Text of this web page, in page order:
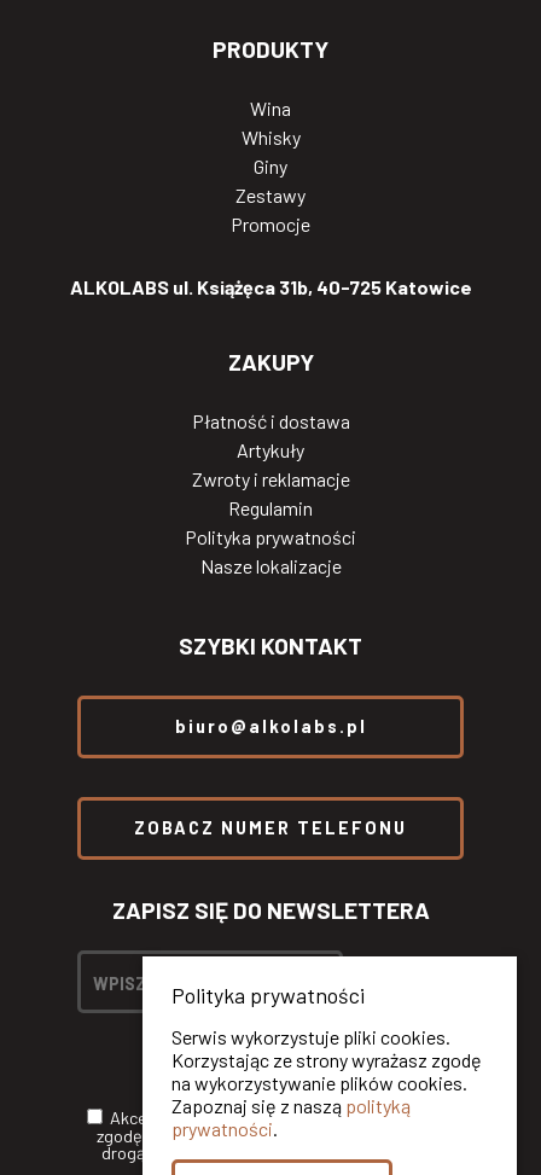
PRODUKTY
Wina
Whisky
Giny
Zestawy
Promocje
ALKOLABS ul. Książęca 31b, 40-725 Katowice
ZAKUPY
Płatność i dostawa
Artykuły
Zwroty i reklamacje
Regulamin
Polityka prywatności
Nasze lokalizacje
SZYBKI KONTAKT
biuro@alkolabs.pl
ZOBACZ NUMER TELEFONU
ZAPISZ SIĘ DO NEWSLETTERA
AkceptujęPolitykę Prywatnościoraz wyrażam
zgodę na otrzymywanie informacji handlowych
drogą elektroniczną od ALKOLABS SP. Z O.O.*
Polityka prywatności
Serwis wykorzystuje pliki cookies.
Korzystając ze strony wyrażasz zgodę
na wykorzystywanie plików cookies.
Zapoznaj się z naszą polityką
prywatności.